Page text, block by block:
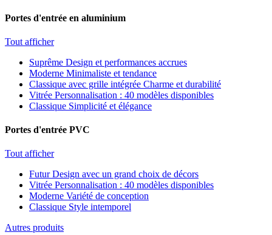
Portes d'entrée en aluminium
Tout afficher
Suprême Design et performances accrues
Moderne Minimaliste et tendance
Classique avec grille intégrée Charme et durabilité
Vitrée Personnalisation : 40 modèles disponibles
Classique Simplicité et élégance
Portes d'entrée PVC
Tout afficher
Futur Design avec un grand choix de décors
Vitrée Personnalisation : 40 modèles disponibles
Moderne Variété de conception
Classique Style intemporel
Autres produits